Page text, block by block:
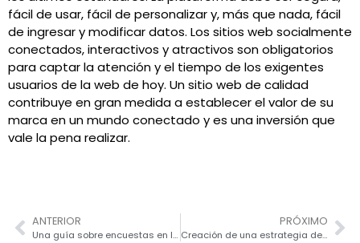
fácil de usar, fácil de personalizar y, más que nada, fácil
de ingresar y modificar datos. Los sitios web socialmente
conectados, interactivos y atractivos son obligatorios
para captar la atención y el tiempo de los exigentes
usuarios de la web de hoy. Un sitio web de calidad
contribuye en gran medida a establecer el valor de su
marca en un mundo conectado y es una inversión que
vale la pena realizar.
ANTERIOR
Una guía sobre encuestas en línea
PRÓXIMO
Creación de una estrategia de contenido para su negocio